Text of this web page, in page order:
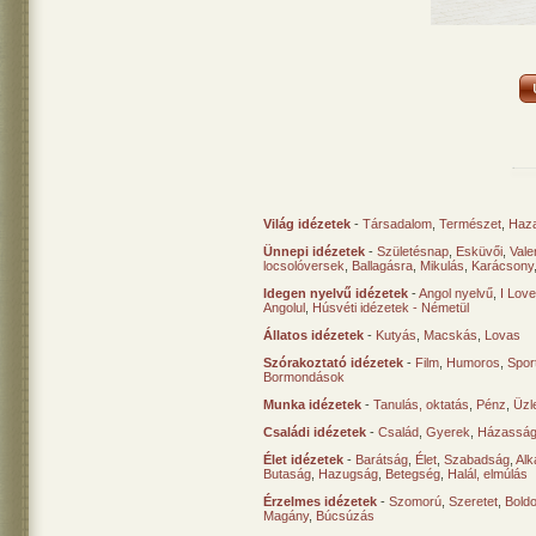
Világ idézetek - Társadalom Természet
Ünnepi idézetek - Születésnap Esküvői
locsolóversek
Ballagásra Mikulás Karácsony
Idegen nyelvű idézetek -Angol nyelvű I
Angolul Húsvéti idézetek - Németül
Állatos idézetek - Kutyás Macskás
Lovas
Szórakoztató idézetek - Film Humoros
Bormondások
Munka idézetek - Tanulás, oktatás Pénz
Családi idézetek - Család Gyerek
Élet idézetek - Barátság Élet Szabadság
Butaság Hazugság Betegség Halál, elmúlás
Érzelmes idézetek - Szomorú Szeretet
Magány, Búcsúzás